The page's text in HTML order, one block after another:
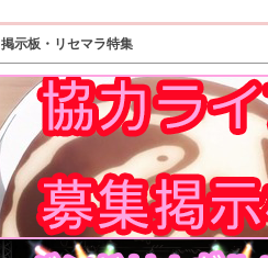
掲示板・リセマラ特集